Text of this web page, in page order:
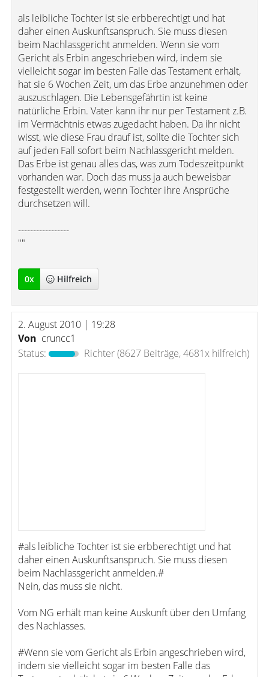
als leibliche Tochter ist sie erbberechtigt und hat
daher einen Auskunftsanspruch. Sie muss diesen
beim Nachlassgericht anmelden. Wenn sie vom
Gericht als Erbin angeschrieben wird, indem sie
vielleicht sogar im besten Falle das Testament erhält,
hat sie 6 Wochen Zeit, um das Erbe anzunehmen oder
auszuschlagen. Die Lebensgefährtin ist keine
natürliche Erbin. Vater kann ihr nur per Testament z.B.
im Vermächtnis etwas zugedacht haben. Da ihr nicht
wisst, wie diese Frau drauf ist, sollte die Tochter sich
auf jeden Fall sofort beim Nachlassgericht melden.
Das Erbe ist genau alles das, was zum Todeszeitpunkt
vorhanden war. Doch das muss ja auch beweisbar
festgestellt werden, wenn Tochter ihre Ansprüche
durchsetzen will.
-----------------
""
0x Hilfreich
2. August 2010 | 19:28
Von cruncc1
Status:
Richter(8627 Beiträge, 4681x hilfreich)
#als leibliche Tochter ist sie erbberechtigt und hat
daher einen Auskunftsanspruch. Sie muss diesen
beim Nachlassgericht anmelden.#
Nein, das muss sie nicht.
Vom NG erhält man keine Auskunft über den Umfang
des Nachlasses.
#Wenn sie vom Gericht als Erbin angeschrieben wird,
indem sie vielleicht sogar im besten Falle das